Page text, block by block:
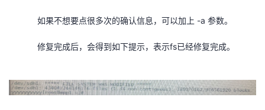
如果不想要点很多次的确认信息，可以加上 -a 参数。
修复完成后，会得到如下提示，表示fs已经修复完成。